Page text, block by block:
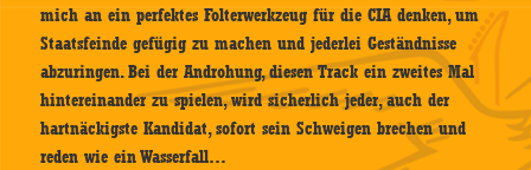
mich an ein perfektes Folterwerkzeug für die CIA denken, um
Staatsfeinde gefügig zu machen und jederlei Geständnisse
abzuringen. Bei der Androhung, diesen Track ein zweites Mal
hintereinander zu spielen, wird sicherlich jeder, auch der
hartnäckigste Kandidat, sofort sein Schweigen brechen und
reden wie ein Wasserfall…